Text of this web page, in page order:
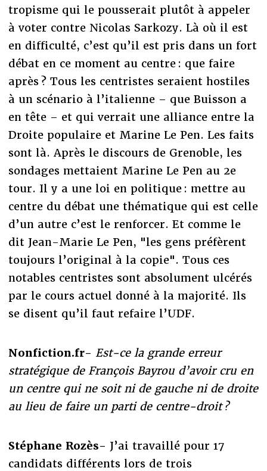
tropisme qui le pousserait plutôt à appeler
à voter contre Nicolas Sarkozy. Là où il est
en difficulté, c’est qu’il est pris dans un fort
débat en ce moment au centre : que faire
après ? Tous les centristes seraient hostiles
à un scénario à l’italienne – que Buisson a
en tête – et qui verrait une alliance entre la
Droite populaire et Marine Le Pen. Les faits
sont là. Après le discours de Grenoble, les
sondages mettaient Marine Le Pen au 2e
tour. Il y a une loi en politique : mettre au
centre du débat une thématique qui est celle
d’un autre c’est le renforcer. Et comme le
dit Jean-Marie Le Pen, "les gens préfèrent
toujours l’original à la copie". Tous ces
notables centristes sont absolument ulcérés
par le cours actuel donné à la majorité. Ils
se disent qu’il faut refaire l’UDF.
Nonfiction.fr- Est-ce la grande erreur
stratégique de François Bayrou d’avoir cru en
un centre qui ne soit ni de gauche ni de droite
au lieu de faire un parti de centre-droit ?
Stéphane Rozès- J’ai travaillé pour 17
candidats différents lors de trois